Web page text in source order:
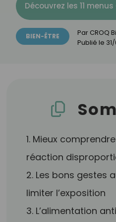
Découvrez les 11 menus
BIEN-ÊTRE Par CROQ
Publié le
1. Mieux
réaction
2. Les bons gestes
limiter l’exposition
3. L’alimentation